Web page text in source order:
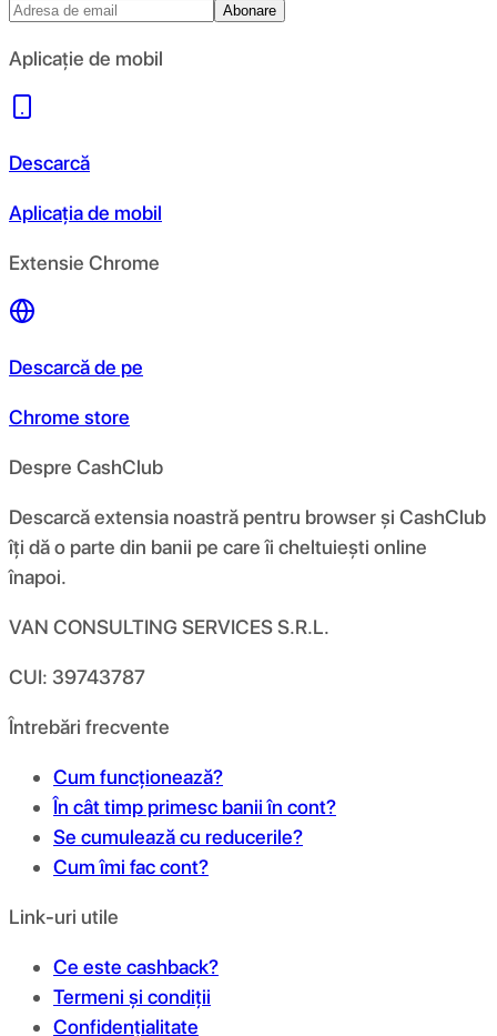
Abonare
Aplicație de mobil
Descarcă
Aplicația de mobil
Extensie Chrome
Descarcă de pe
Chrome store
Despre CashClub
Descarcă extensia noastră pentru browser și CashClub
îți dă o parte din banii pe care îi cheltuiești online
înapoi.
VAN CONSULTING SERVICES S.R.L.
CUI: 39743787
Întrebări frecvente
Cum funcționează?
În cât timp primesc banii în cont?
Se cumulează cu reducerile?
Cum îmi fac cont?
Link-uri utile
Ce este cashback?
Termeni și condiții
Confidențialitate